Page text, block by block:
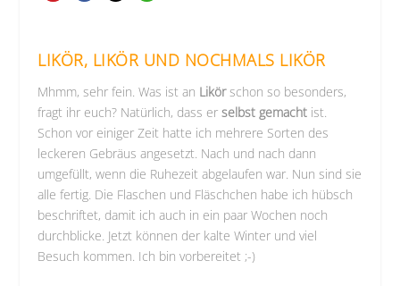
LIKÖR, LIKÖR UND NOCHMALS LIKÖR
Mhmm, sehr fein. Was ist an Likörschon so besonders,
fragt ihr euch? Natürlich, dass erselbst gemacht ist.
Schon vor einiger Zeit hatte ich mehrere Sorten des
leckeren Gebräus angesetzt. Nach und nach dann
umgefüllt, wenn die Ruhezeit abgelaufen war. Nun sind sie
alle fertig. Die Flaschen und Fläschchen habe ich hübsch
beschriftet, damit ich auch in ein paar Wochen noch
durchblicke. Jetzt können der kalte Winter und viel
Besuch kommen. Ich bin vorbereitet ;-)